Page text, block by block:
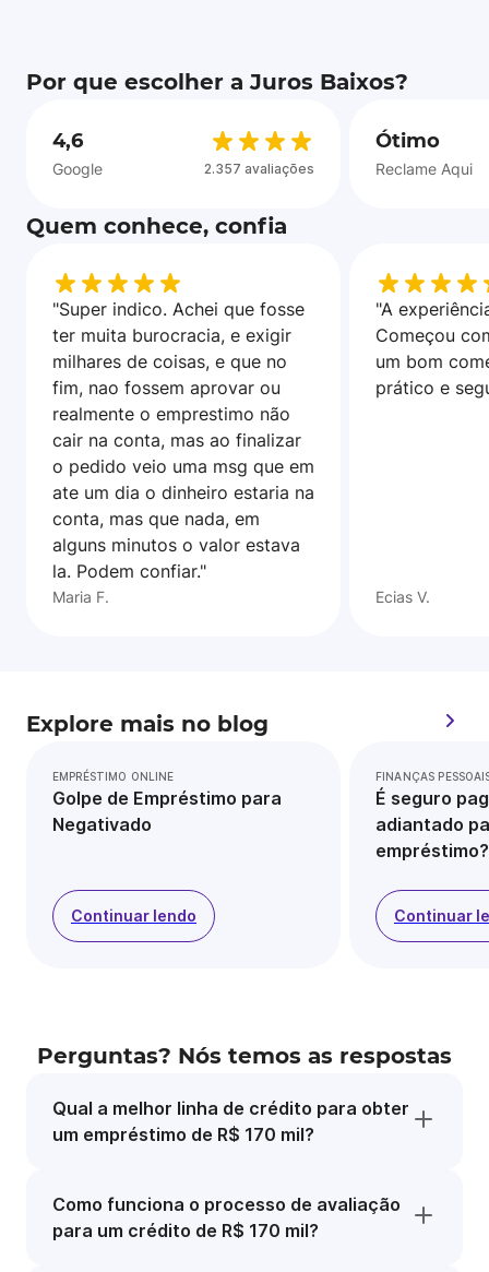
Por que escolher a Juros Baixos?
4,6
Google 2.357 avaliações
Ótimo
Reclame Aqui
Quem conhece, confia
"Super indico. Achei que fosse
ter muita burocracia, e exigir
milhares de coisas, e que no
fim, nao fossem aprovar ou
realmente o emprestimo não
cair na conta, mas ao finalizar
o pedido veio uma msg que em
ate um dia o dinheiro estaria na
conta, mas que nada, em
alguns minutos o valor estava
la. Podem confiar."
Maria F.
"A
Começou
um bom
prático e
Ecias V.
Explore mais no blog
EMPRÉSTIMO ONLINE
Golpe de Empréstimo para
Negativado
Continuar lendo
FINANÇAS
É seguro
adiantado
empréstimo?
Continuar
Perguntas? Nós temos as respostas
Qual a melhor linha de crédito para obter
um empréstimo de R$ 170 mil?
Como funciona o processo de avaliação
para um crédito de R$ 170 mil?